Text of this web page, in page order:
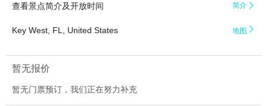
查看景点简介及开放时间 简介 
Key West, FL, United States 地图 
暂无报价
暂无门票预订，我们正在努力补充